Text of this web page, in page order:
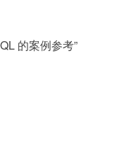
的案例参考”